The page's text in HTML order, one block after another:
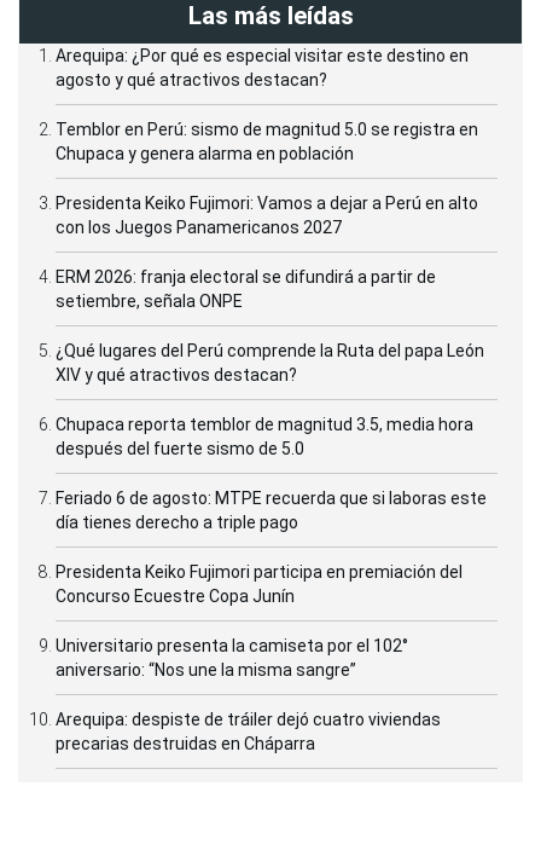
Las más leídas
Arequipa: ¿Por qué es especial visitar este destino en
agosto y qué atractivos destacan?
Temblor en Perú: sismo de magnitud 5.0 se registra en
Chupaca y genera alarma en población
Presidenta Keiko Fujimori: Vamos a dejar a Perú en alto
con los Juegos Panamericanos 2027
ERM 2026: franja electoral se difundirá a partir de
setiembre, señala ONPE
¿Qué lugares del Perú comprende la Ruta del papa León
XIV y qué atractivos destacan?
Chupaca reporta temblor de magnitud 3.5, media hora
después del fuerte sismo de 5.0
Feriado 6 de agosto: MTPE recuerda que si laboras este
día tienes derecho a triple pago
Presidenta Keiko Fujimori participa en premiación del
Concurso Ecuestre Copa Junín
Universitario presenta la camiseta por el 102°
aniversario: “Nos une la misma sangre”
Arequipa: despiste de tráiler dejó cuatro viviendas
precarias destruidas en Cháparra